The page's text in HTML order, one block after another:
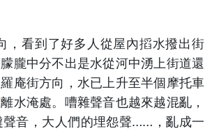
，看到了好多人從屋內搯水撥出街
朧中分不出是水從河中湧上街道還
庵街方向，水已上升至半個摩托車
水淹處。嘈雜聲音也越來越混亂，
音，大人們的埋怨聲……，亂成一